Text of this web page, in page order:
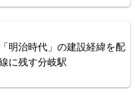
「明治時代」の建設経緯を配
に残す分岐駅